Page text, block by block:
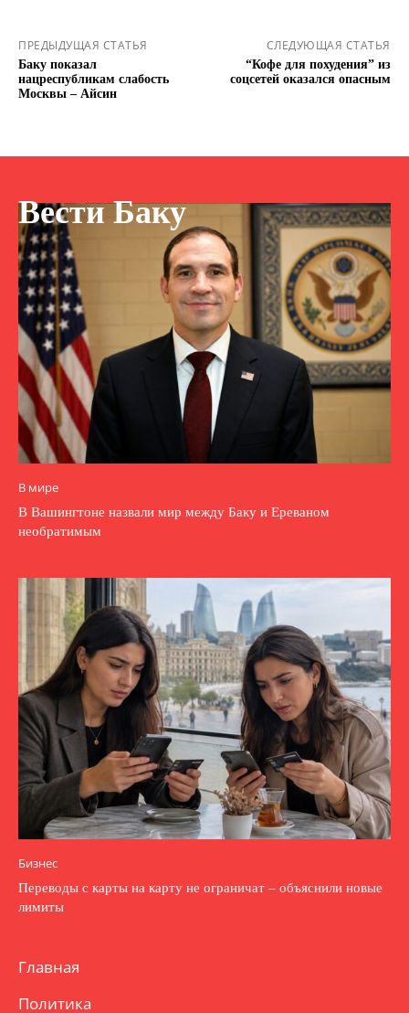
ПРЕДЫДУЩАЯ СТАТЬЯ
Баку показал
нацреспубликам слабость
Москвы – Айсин
СЛЕДУЮЩАЯ СТАТЬЯ
“Кофе для похудения” из
соцсетей оказался опасным
Вести Баку
В мире
В Вашингтоне назвали мир между Баку и Ереваном
необратимым
Бизнес
Переводы с карты на карту не ограничат – объяснили новые
лимиты
Главная
Политика